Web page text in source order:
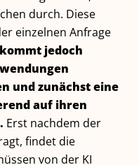
durch. Diese
einzelnen Anfrage
kommt jedoch
und zunächst eine
auf ihren
Erst nachdem der
findet die
von der KI